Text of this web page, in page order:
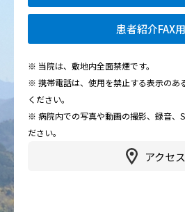
アクセス
患者紹介FAX
※ 当院は、敷地内全面禁煙です。
※ 携帯電話は、使用を禁止する表示のあ
ください。
※ 病院内での写真や動画の撮影、録音、
ださい。